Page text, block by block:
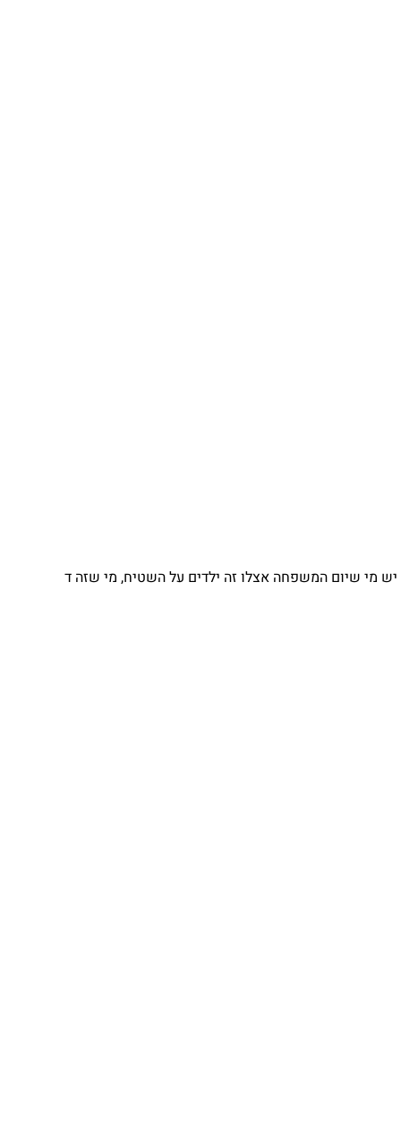
יש מי שיום המשפחה אצלו זה ילדים על השטיח, מי שזה ד